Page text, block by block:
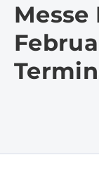
Messe